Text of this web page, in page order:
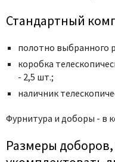
Porte Vista
Poseidon
Profil Doors
Profilo Porte
STR
Стандартный
полотно выбранного
коробка
- 2,5 шт.;
наличник
Фурнитура и доборы - в
Размеры